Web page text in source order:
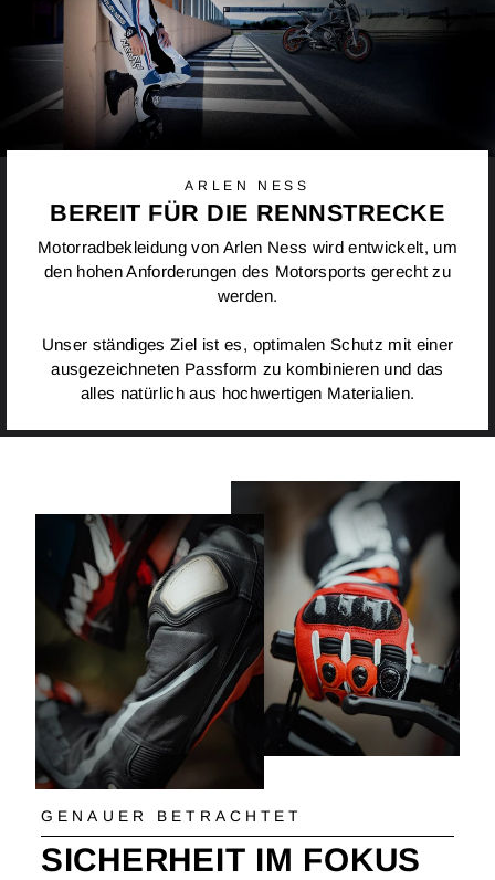
ARLEN NESS
BEREIT FÜR DIE RENNSTRECKE
Motorradbekleidung von Arlen Ness wird entwickelt, um
den hohen Anforderungen des Motorsports gerecht zu
werden.
Unser ständiges Ziel ist es, optimalen Schutz mit einer
ausgezeichneten Passform zu kombinieren und das
alles natürlich aus hochwertigen Materialien.
GENAUER BETRACHTET
SICHERHEIT IM FOKUS